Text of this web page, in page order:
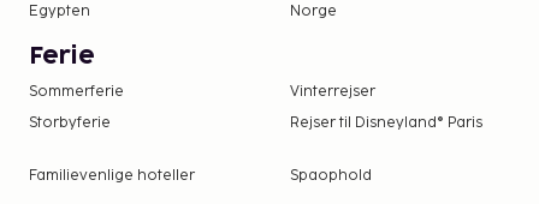
Egypten
Norge
Ferie
Sommerferie Vinterrejser
Storbyferie
Rejser til Disneyland® Paris
Familievenlige hoteller Spaophold